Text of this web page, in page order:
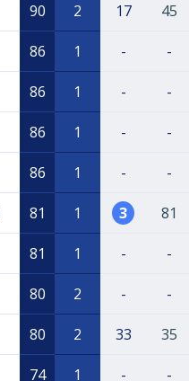
90 2 17 45
86 1 - -
86 1 - -
86 1 - -
86 1 - -
81 1 3 81
81 1 - -
80 2 - -
80 2 33 35
74 1 - -